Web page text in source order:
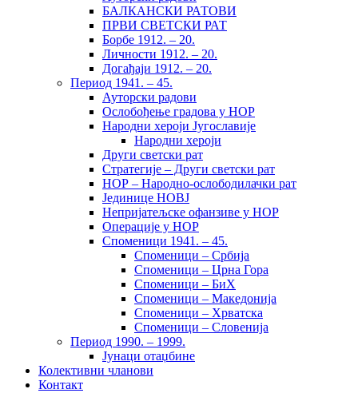
БАЛКАНСКИ РАТОВИ
ПРВИ СВЕТСКИ РАТ
Борбе 1912. – 20.
Личности 1912. – 20.
Догађаји 1912. – 20.
Период 1941. – 45.
Ауторски радови
Ослобођење градова у НОР
Народни хероји Југославије
Народни хероји
Други светски рат
Стратегије – Други светски рат
НОР – Народно-ослободилачки рат
Јединице НОВЈ
Непријатељске офанзиве у НОР
Операције у НОР
Споменици 1941. – 45.
Споменици – Србија
Споменици – Црна Гора
Споменици – БиХ
Споменици – Македонија
Споменици – Хрватска
Споменици – Словенија
Период 1990. – 1999.
Јунаци отаџбине
Колективни чланови
Контакт